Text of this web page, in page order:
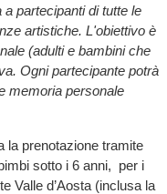
partecipanti di tutte le
artistiche. L'obiettivo è
(adulti e bambini che
Ogni partecipante potrà
memoria personale
la prenotazione tramite
sotto i 6 anni, per i
Valle d’Aosta (inclusa la